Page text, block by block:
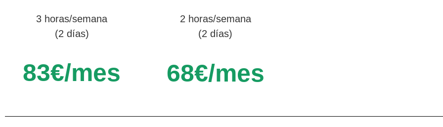
3 horas/semana
(2 días)
83€/mes
2 horas/semana
(2 días)
68€/mes